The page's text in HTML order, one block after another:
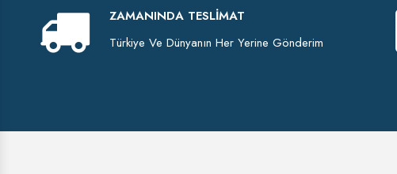
ZAMANINDA TESLIMAT
Türkiye Ve Dünyanın Her Yerine Gönderim